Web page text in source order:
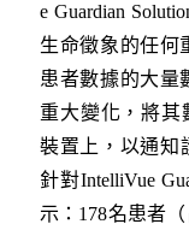
e Guardian
生命徵象的任何
患者數據的大量
重大變化，將其
裝置上，以通知
針對IntelliVue
示：178名患者